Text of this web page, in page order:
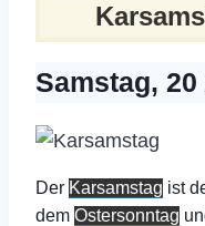
Samstag,
Der Karsamstag ist
dem Ostersonntag